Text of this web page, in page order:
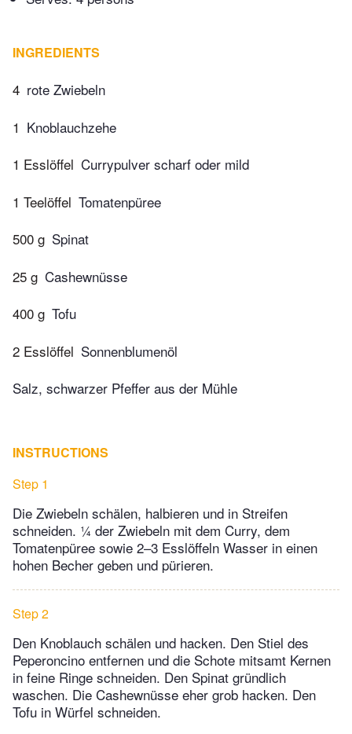
INGREDIENTS
4 rote Zwiebeln
1 Knoblauchzehe
1 Esslöffel Currypulver scharf oder mild
1 Teelöffel Tomatenpüree
500 g Spinat
25 g Cashewnüsse
400 g Tofu
2 Esslöffel Sonnenblumenöl
Salz, schwarzer Pfeffer aus der Mühle
INSTRUCTIONS
Step 1
Die Zwiebeln schälen, halbieren und in Streifen
schneiden. ¼ der Zwiebeln mit dem Curry, dem
Tomatenpüree sowie 2–3 Esslöffeln Wasser in einen
hohen Becher geben und pürieren.
Step 2
Den Knoblauch schälen und hacken. Den Stiel des
Peperoncino entfernen und die Schote mitsamt Kernen
in feine Ringe schneiden. Den Spinat gründlich
waschen. Die Cashewnüsse eher grob hacken. Den
Tofu in Würfel schneiden.